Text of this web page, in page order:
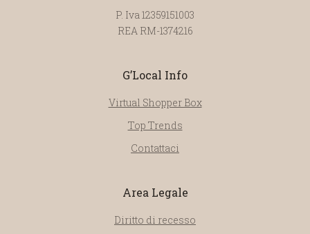
P. Iva 12359151003
REA RM-1374216
G’Local Info
Virtual Shopper Box
Top Trends
Contattaci
Area Legale
Diritto di recesso